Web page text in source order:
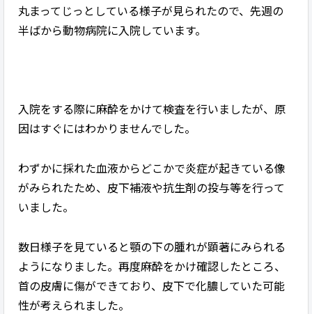
丸まってじっとしている様子が見られたので、先週の
半ばから動物病院に入院しています。
入院をする際に麻酔をかけて検査を行いましたが、原
因はすぐにはわかりませんでした。
わずかに採れた血液からどこかで炎症が起きている像
がみられたため、皮下補液や抗生剤の投与等を行って
いました。
数日様子を見ていると顎の下の腫れが顕著にみられる
ようになりました。再度麻酔をかけ確認したところ、
首の皮膚に傷ができており、皮下で化膿していた可能
性が考えられました。